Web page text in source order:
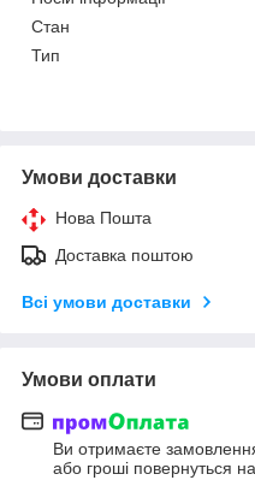
Стан
Тип
Умови доставки
Нова Пошта
Доставка поштою
Всі умови доставки
Умови оплати
Ви отримаєте
або гроші повернуться